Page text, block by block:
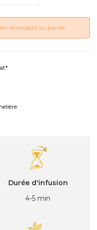
ce produit au panier.
Durée d'infusion
4-5 min